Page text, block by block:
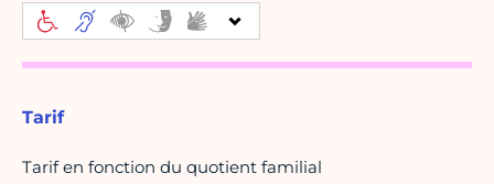
Tarif
Tarif en fonction du quotient familial